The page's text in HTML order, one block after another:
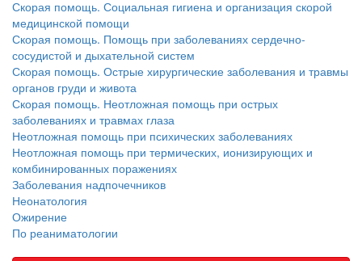
Скорая помощь. Социальная гигиена и организация скорой
медицинской помощи
Скорая помощь. Помощь при заболеваниях сердечно-
сосудистой и дыхательной систем
Скорая помощь. Острые хирургические заболевания и травмы
органов груди и живота
Скорая помощь. Неотложная помощь при острых
заболеваниях и травмах глаза
Неотложная помощь при психических заболеваниях
Неотложная помощь при термических, ионизирующих и
комбинированных поражениях
Заболевания надпочечников
Неонатология
Ожирение
По реаниматологии